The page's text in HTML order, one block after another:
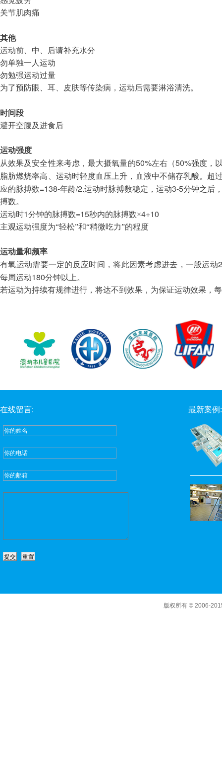
关节肌肉痛
其他
运动前、中、后请补充水分
勿单独一人运动
勿勉强运动过量
为了预防眼、耳、皮肤等传染病，运动后需要淋浴清洗。
时间段
避开空腹及进食后
运动强度
从效果及安全性来考虑，最大摄氧量的50%左右（50%强度，
脂肪燃烧率高、运动时轻度血压上升，血液中不储存乳酸。超
应的脉搏数=138-年龄/2.运动时脉搏数稳定，运动3-5分钟之后
搏数。
运动时1分钟的脉搏数=15秒内的脉搏数×4+10
主观运动强度为“轻松”和“稍微吃力”的程度
运动量和频率
有氧运动需要一定的反应时间，将此因素考虑进去，一般运动
每周运动180分钟以上。
若运动为持续有规律进行，将达不到效果，为保证运动效果，
在线留言: 最新案例:
版权所有 © 2006-